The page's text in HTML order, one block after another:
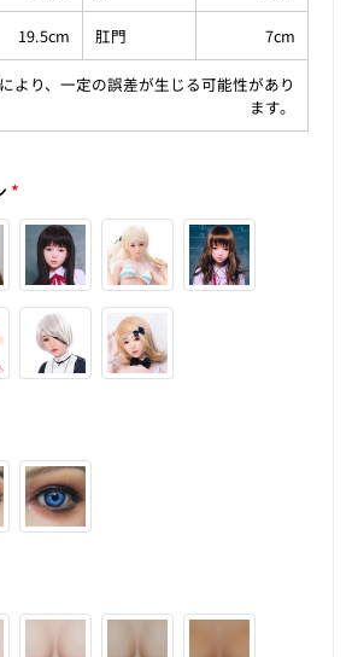
19.5cm 肛門 7cm
より、一定の誤差が生じる可能性があり
ます。
*